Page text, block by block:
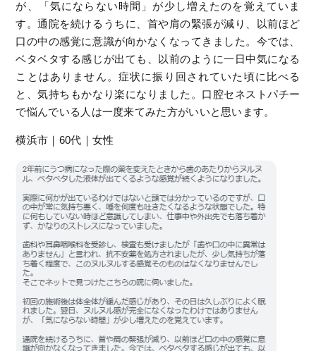
が、「気にならない時間」が少し増えたのを覚えていま
す。通院を続けるうちに、首や肩の緊張が減り、以前ほど
口の中の感覚に意識が向かなくなってきました。今では、
ベタベタする感じが出ても、以前のように一日中気になる
ことはありません。症状に振り回されていた頃に比べる
と、気持ちもかなり楽になりました。口腔セネストパチー
で悩んでいる人は一度来てみた方がいいと思います。
横浜市｜60代｜女性